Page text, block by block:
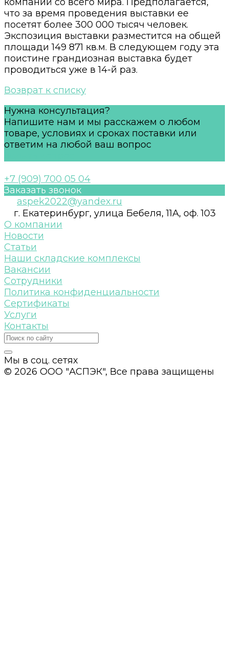
что за время проведения выставки ее
посетят более 300 000 тысяч человек.
Экспозиция выставки разместится на общей
площади 149 871 кв.м. В следующем году эта
поистине грандиозная выставка будет
проводиться уже в 14-й раз.
Возврат к списку
Нужна консультация?
Напишите нам и мы расскажем о любом
товаре, условиях и сроках поставки или
ответим на любой ваш вопрос
+7 (909) 700 05 04
Заказать звонок
aspek2022@yandex.ru
г. Екатеринбург, улица Бебеля, 11А, оф. 103
О компании
Новости
Статьи
Наши складские комплексы
Вакансии
Сотрудники
Политика конфиденциальности
Сертификаты
Услуги
Контакты
Мы в соц. сетях
© 2026 ООО "АСПЭК", Все права защищены